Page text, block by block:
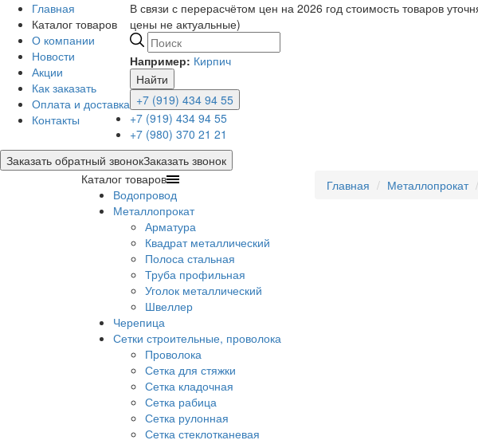
Главная
Каталог товаров
О компании
Новости
Акции
Как заказать
Оплата и доставка
Контакты
В связи с перерасчётом цен на 2026 год стоимость товаров
цены не актуальные)
Например: Кирпич
Найти
+7 (919) 434 94 55
+7 (919) 434 94 55
+7 (980) 370 21 21
Заказать обратный звонокЗаказать звонок
Каталог товаров
Водопровод
Металлопрокат
Арматура
Квадрат металлический
Полоса стальная
Труба профильная
Уголок металлический
Швеллер
Черепица
Сетки строительные, проволока
Проволока
Сетка для стяжки
Сетка кладочная
Сетка рабица
Сетка рулонная
Сетка стеклотканевая
Главная Металлопрокат